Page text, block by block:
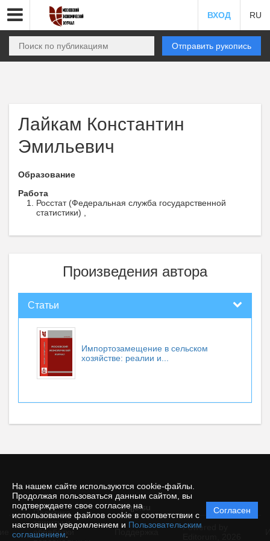
На нашем сайте используются cookie-файлы.
Продолжая пользоваться данным сайтом, вы
подтверждаете свое согласие на
использование файлов cookie в соответствии с
настоящим уведомлением и Пользовательским
соглашением
Согласен
ВХОД RU
Отправить рукопись
Лайкам Константин
Эмильевич
Образование
Работа
Росстат (Федеральная служба государственной
статистики) ,
Произведения автора
Статьи
Импортозамещение в сельском
хозяйстве: реалии и...
© qje.su
Политика
защиты и
обработки
Powered by